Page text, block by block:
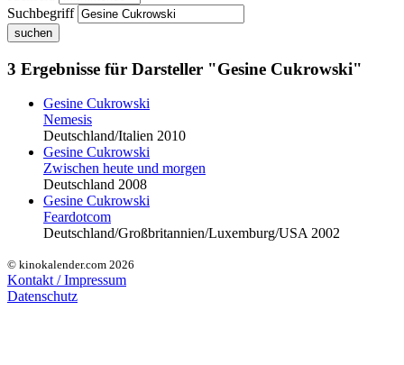
Suchbegriff
suchen
3 Ergebnisse für Darsteller "Gesine Cukrowski"
Gesine Cukrowski
Nemesis
Deutschland/Italien 2010
Gesine Cukrowski
Zwischen heute und morgen
Deutschland 2008
Gesine Cukrowski
Feardotcom
Deutschland/Großbritannien/Luxemburg/USA 2002
© kinokalender.com 2026
Kontakt / Impressum
Datenschutz